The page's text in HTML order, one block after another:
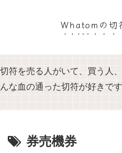
Whatomの切
切符を売る人がいて、買う人
んな血の通った切符が好きです
券売機券